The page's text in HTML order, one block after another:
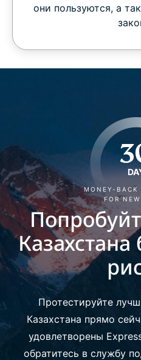
они пользуются, а
MONEY-BACK
FOR
Казахстана
Протестируйте
Казахстана прямо
удовлетворены
обратитесь в службу